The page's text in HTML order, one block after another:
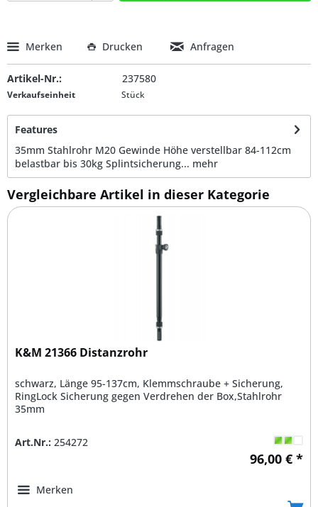
Merken Drucken Anfragen
Artikel-Nr.: 237580
Verkaufseinheit Stück
Features
35mm Stahlrohr M20 Gewinde Höhe verstellbar 84-112cm
belastbar bis 30kg Splintsicherung... mehr
Vergleichbare Artikel in dieser Kategorie
K&M 21366 Distanzrohr
schwarz, Länge 95-137cm, Klemmschraube + Sicherung,
RingLock Sicherung gegen Verdrehen der Box,Stahlrohr
35mm
Art.Nr.: 254272
96,00 € *
Merken